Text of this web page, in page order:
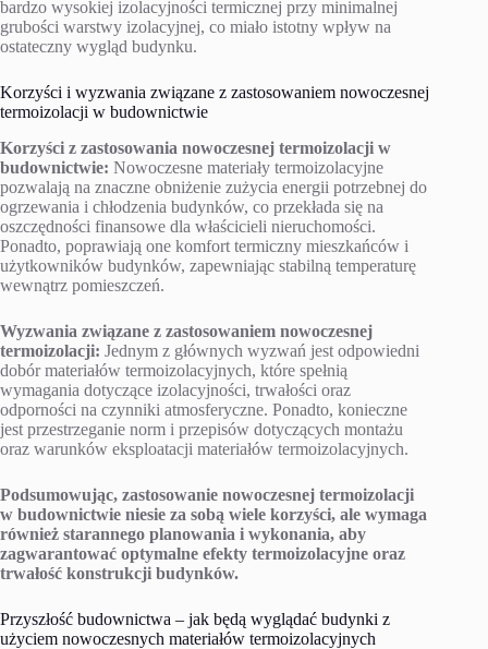
bardzo wysokiej izolacyjności termicznej przy minimalnej
grubości warstwy izolacyjnej, co miało istotny wpływ na
ostateczny wygląd budynku.
Korzyści i wyzwania związane z zastosowaniem nowoczesnej
termoizolacji w budownictwie
Korzyści z zastosowania nowoczesnej termoizolacji w
budownictwie: Nowoczesne materiały termoizolacyjne
pozwalają na znaczne obniżenie zużycia energii potrzebnej do
ogrzewania i chłodzenia budynków, co przekłada się na
oszczędności finansowe dla właścicieli nieruchomości.
Ponadto, poprawiają one komfort termiczny mieszkańców i
użytkowników budynków, zapewniając stabilną temperaturę
wewnątrz pomieszczeń.
Wyzwania związane z zastosowaniem nowoczesnej
termoizolacji: Jednym z głównych wyzwań jest odpowiedni
dobór materiałów termoizolacyjnych, które spełnią
wymagania dotyczące izolacyjności, trwałości oraz
odporności na czynniki atmosferyczne. Ponadto, konieczne
jest przestrzeganie norm i przepisów dotyczących montażu
oraz warunków eksploatacji materiałów termoizolacyjnych.
Podsumowując, zastosowanie nowoczesnej termoizolacji
w budownictwie niesie za sobą wiele korzyści, ale wymaga
również starannego planowania i wykonania, aby
zagwarantować optymalne efekty termoizolacyjne oraz
trwałość konstrukcji budynków.
Przyszłość budownictwa – jak będą wyglądać budynki z
użyciem nowoczesnych materiałów termoizolacyjnych